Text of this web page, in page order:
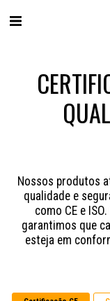
Nossos produtos
qualidade e
como CE e
garantimos que
esteja em